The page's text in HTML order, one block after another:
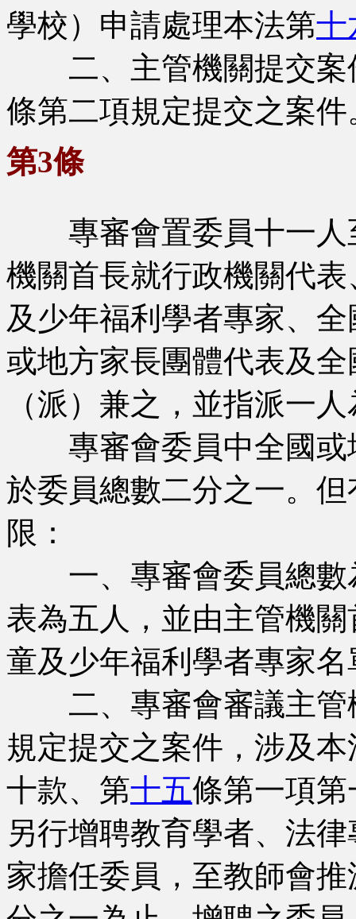
學校）申請處理本法第十
二、主管機關提交案
條第二項規定提交之案件
第3條
專審會置委員十一人
機關首長就行政機關代
及少年福利學者專家、
或地方家長團體代表及
（派）兼之，並指派一
專審會委員中全國或
於委員總數二分之一。
限：
一、專審會委員總數
表為五人，並由主管機
童及少年福利學者專家
二、專審會審議主管
規定提交之案件，涉及本
十款、第十五條第一項
另行增聘教育學者、法
家擔任委員，至教師會